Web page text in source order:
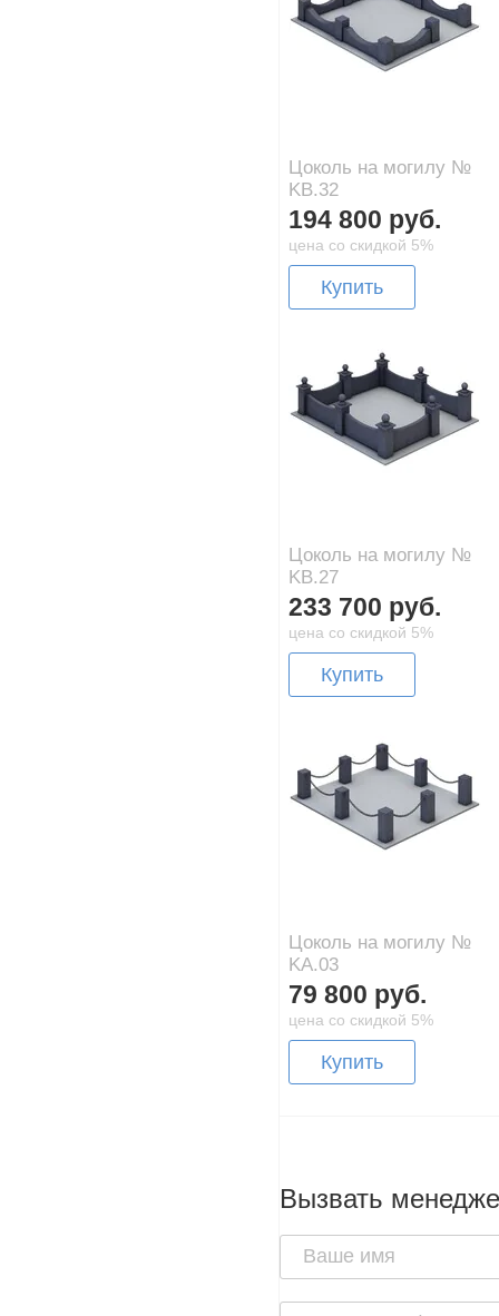
Цоколь на могилу №
KB.32
194 800 руб.
цена со скидкой 5%
Купить
Цоколь на могилу №
KB.27
233 700 руб.
цена со скидкой 5%
Купить
Цоколь на могилу №
KA.03
79 800 руб.
цена со скидкой 5%
Купить
Вызвать